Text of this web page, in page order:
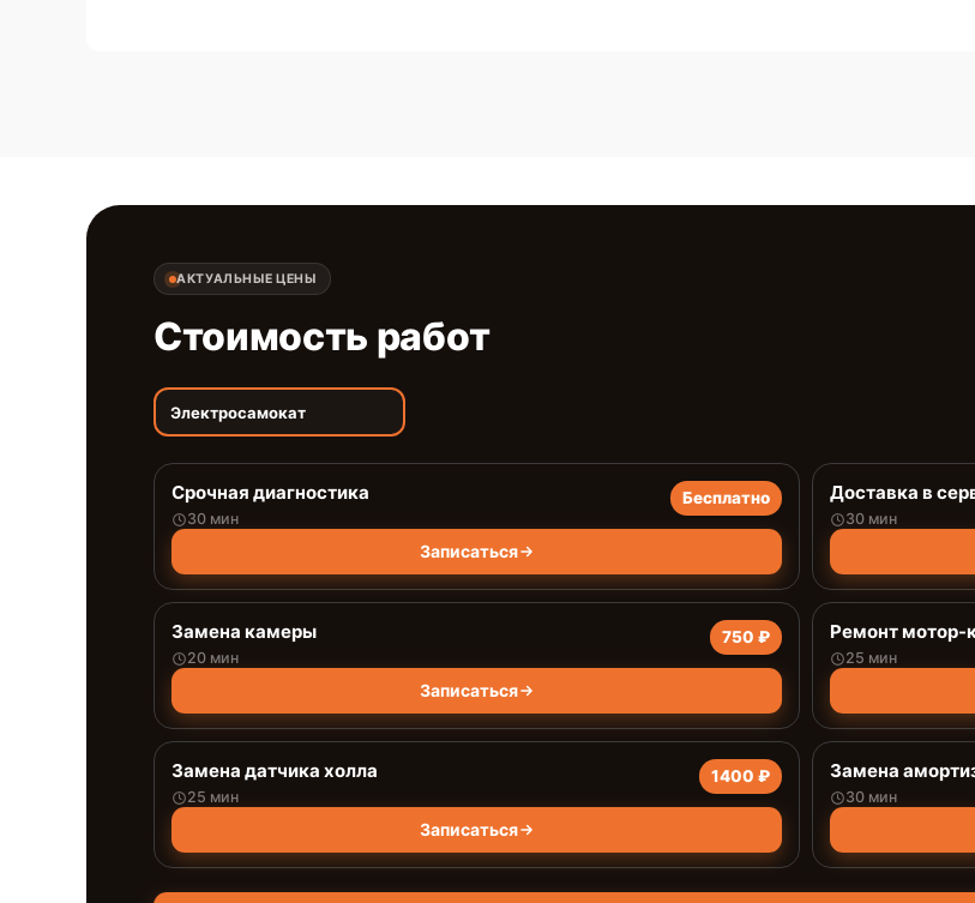
АКТУАЛЬНЫЕ ЦЕНЫ
Стоимость работ
Электросамокат
Срочная диагностика
30 мин
Бесплатно
Записаться
Доставка в
30 мин
Замена камеры
20 мин
750 ₽
Записаться
Ремонт мотор-
25 мин
Замена датчика холла
25 мин
1400 ₽
Записаться
Замена
30 мин